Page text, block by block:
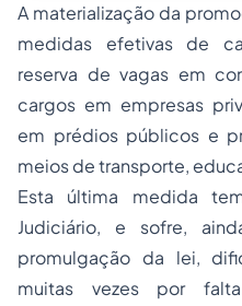
A materialização da
medidas efetivas de
reserva de vagas em
cargos em empresas
em prédios públicos e
meios de transporte,
Esta última medida
Judiciário, e sofre,
promulgação da lei,
muitas vezes por